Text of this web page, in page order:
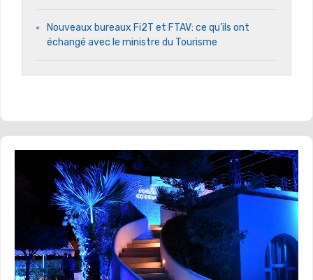
Nouveaux bureaux Fi2T et FTAV: ce qu’ils ont
échangé avec le ministre du Tourisme